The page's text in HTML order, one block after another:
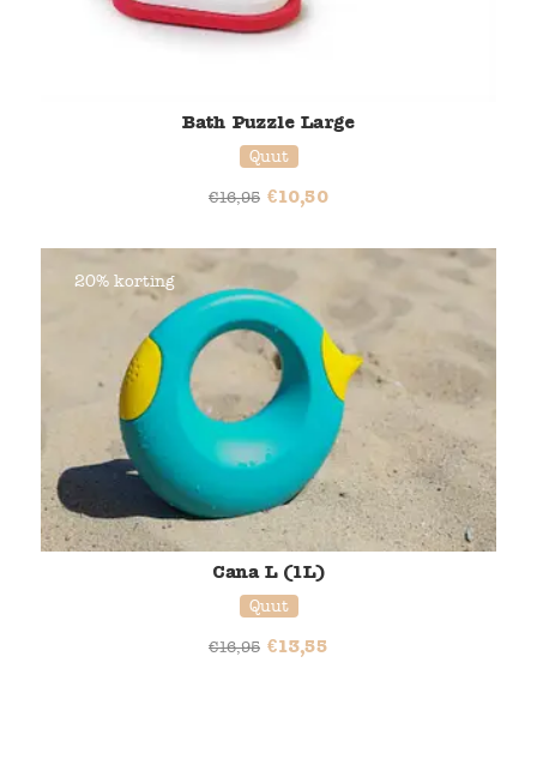
Bath Puzzle Large
Quut
€16,95 €10,50
20% korting
Cana L (1L)
Quut
€16,95 €13,55